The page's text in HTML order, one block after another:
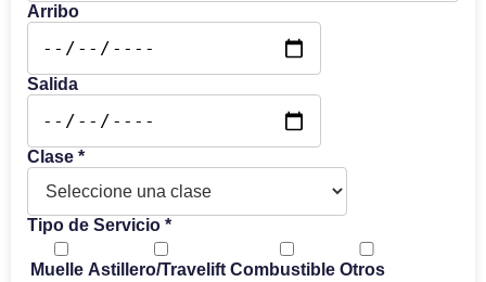
Arribo
Salida
Clase *
Tipo de Servicio *
Muelle Astillero/Travelift Combustible Otros